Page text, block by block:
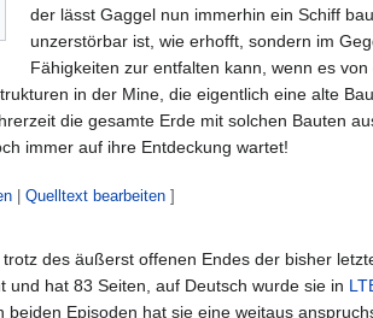
der lässt Gaggel nun immerhin ein Schiff
unzerstörbar ist, wie erhofft, sondern im
Fähigkeiten zur entfalten kann, wenn es
in der Mine, die eigentlich eine alte
die gesamte Erde mit solchen Bauten
immer auf ihre Entdeckung wartet!
|Quelltext bearbeiten ]
des äußerst offenen Endes der bisher
und hat 83 Seiten, auf Deutsch wurde sie in
Episoden hat sie eine weitaus